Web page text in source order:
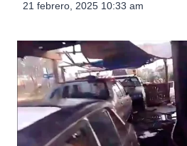
21 febrero, 2025 10:33 am